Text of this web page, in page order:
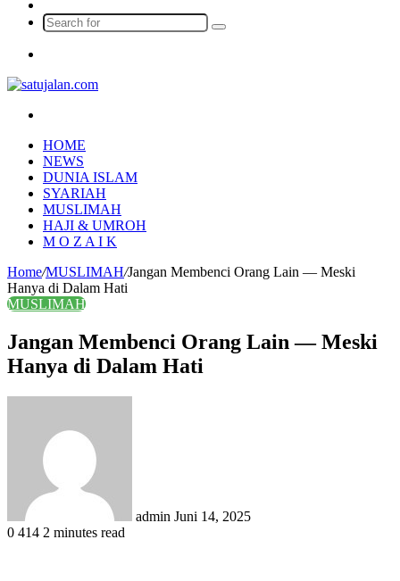
Search
HOME
NEWS
DUNIA ISLAM
SYARIAH
MUSLIMAH
HAJI & UMROH
M O Z A I K
Home/MUSLIMAH/Jangan Membenci Orang Lain — Meski
Hanya di Dalam Hati
MUSLIMAH
Jangan Membenci Orang Lain — Meski
Hanya di Dalam Hati
admin Juni 14, 2025
0 414 2 minutes read